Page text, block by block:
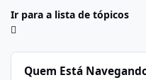
Ir para a lista de tópicos
Quem Está